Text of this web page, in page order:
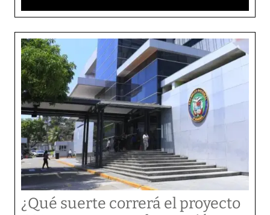
¿Qué suerte correrá el proyecto